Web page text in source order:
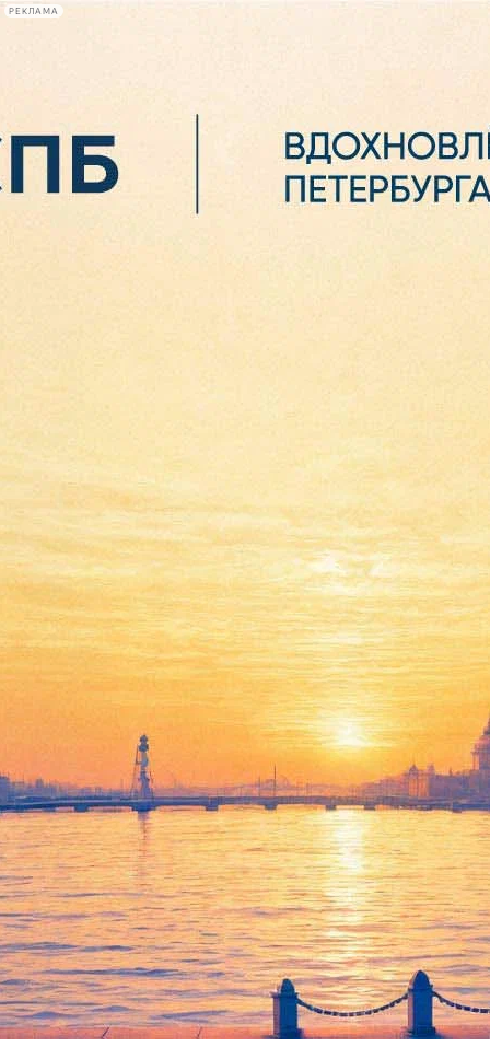
РЕКЛАМА
Сегодня:
2026.08.06
23:42
Премьера мюзикла «Моя
прекрасная леди»
19 февраля 2012, воскресенье,19.00
Версия для печати
Все спектакли